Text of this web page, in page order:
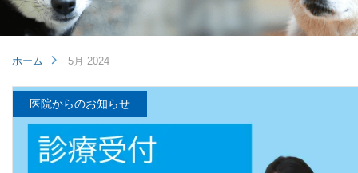
基本理念
ホーム 5月 2024
医院からのお知らせ